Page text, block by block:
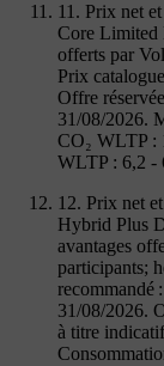
11. Prix net
Core Limited
offerts par
Prix
Offre
31/08/2026.
CO₂ WLTP :
WLTP : 6,2 -
12. Prix net
Hybrid Plus
avantages
participants;
recommandé
31/08/2026.
à titre